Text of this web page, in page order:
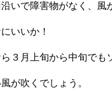
いで障害物がなく、風
いいか！
３月上旬から中旬で
が吹くでしょう。